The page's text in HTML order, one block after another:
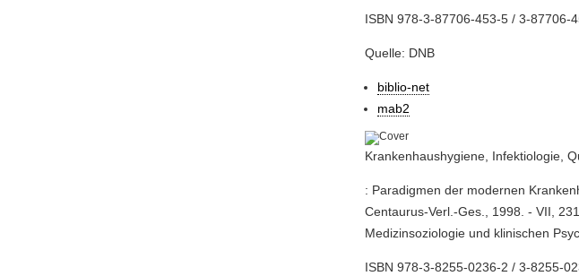
ISBN 978-3-87706-453-5 / 3-87706-
Quelle: DNB
biblio-net
mab2
Krankenhaushygiene, Infektiologie,
: Paradigmen der modernen
Centaurus-Verl.-Ges., 1998. - VII,
Medizinsoziologie und klinischen
ISBN 978-3-8255-0236-2 / 3-8255-